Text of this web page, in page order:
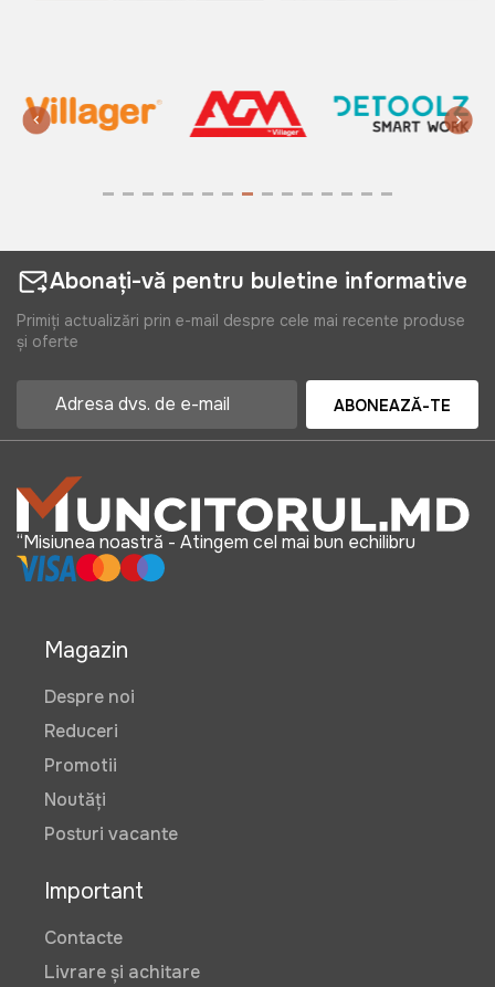
Abonați-vă pentru buletine informative
Primiți actualizări prin e-mail despre cele mai recente produse
și oferte
ABONEAZĂ-TE
“Misiunea noastră - Atingem cel mai bun echilibru
Magazin
Despre noi
Reduceri
Promotii
Noutăți
Posturi vacante
Important
Contacte
Livrare și achitare